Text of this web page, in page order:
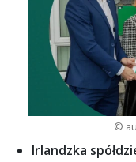
©
Irlandzka